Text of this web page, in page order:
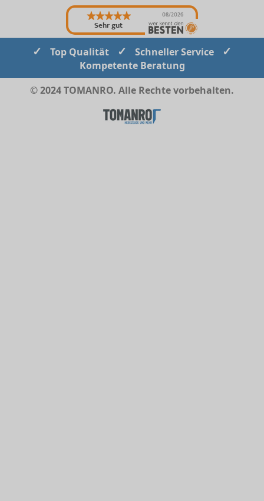
Sehr gut
08/2026
✓ Top Qualität ✓ Schneller Service ✓
Kompetente Beratung
© 2024 TOMANRO. Alle Rechte vorbehalten.